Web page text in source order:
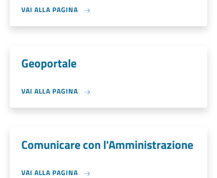
VAI ALLA PAGINA
Geoportale
VAI ALLA PAGINA
Comunicare con l'Amministrazione
VAI ALLA PAGINA